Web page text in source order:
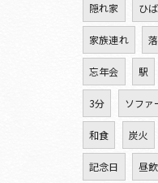
隠れ家 ひ
家族連れ
忘年会 駅
3分 ソファ
和食 炭火
記念日 昼